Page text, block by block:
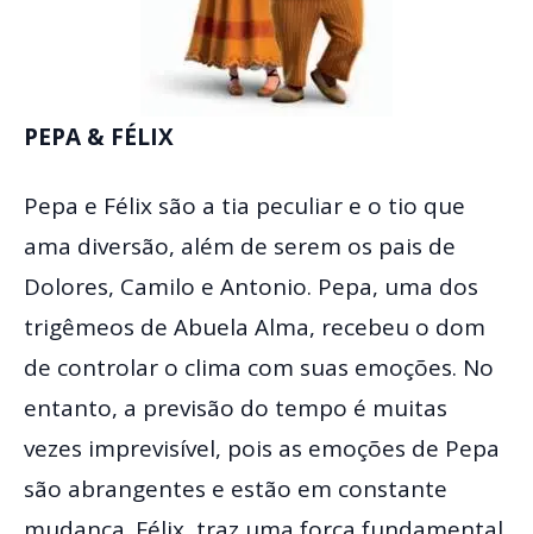
PEPA & FÉLIX
Pepa e Félix são a tia peculiar e o tio que
ama diversão, além de serem os pais de
Dolores, Camilo e Antonio. Pepa, uma dos
trigêmeos de Abuela Alma, recebeu o dom
de controlar o clima com suas emoções. No
entanto, a previsão do tempo é muitas
vezes imprevisível, pois as emoções de Pepa
são abrangentes e estão em constante